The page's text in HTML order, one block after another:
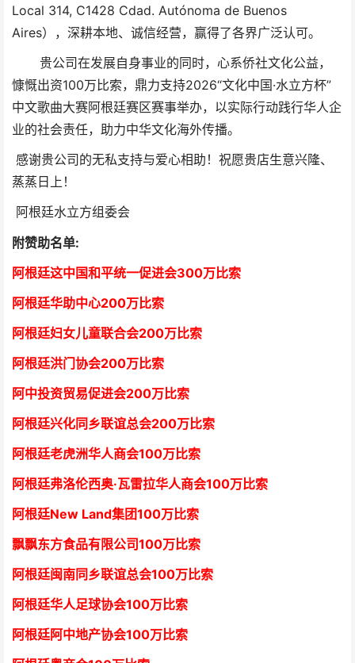
Local 314, C1428 Cdad. Autónoma de Buenos
Aires），深耕本地、诚信经营，赢得了各界广泛认可。
贵公司在发展自身事业的同时，心系侨社文化公益，
慷慨出资100万比索，鼎力支持2026“文化中国·水立方杯”
中文歌曲大赛阿根廷赛区赛事举办，以实际行动践行华人企
业的社会责任，助力中华文化海外传播。
感谢贵公司的无私支持与爱心相助！祝愿贵店生意兴隆、
蒸蒸日上！
阿根廷水立方组委会
附赞助名单:
阿根廷这中国和平统一促进会300万比索
阿根廷华助中心200万比索
阿根廷妇女儿童联合会200万比索
阿根廷洪门协会200万比索
阿中投资贸易促进会200万比索
阿根廷兴化同乡联谊总会200万比索
阿根廷老虎洲华人商会100万比索
阿根廷弗洛伦西奥·瓦雷拉华人商会100万比索
阿根廷New Land集团100万比索
飘飘东方食品有限公司100万比索
阿根廷闽南同乡联谊总会100万比索
阿根廷华人足球协会100万比索
阿根廷阿中地产协会100万比索